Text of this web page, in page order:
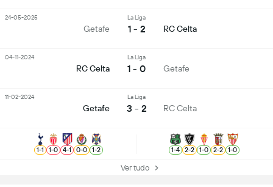
Getafe
La Liga
1 - 2 RC Celta
24-05-2025
RC Celta
La Liga
1 - 0 Getafe
04-11-2024
Getafe
La Liga
3 - 2 RC Celta
11-02-2024
1-1 1-0 4-1 0-0 1-2 1-4 2-2 1-0 2-2 1-0
Ver tudo